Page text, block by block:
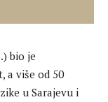
bio je
a više od 50
u Sarajevu i